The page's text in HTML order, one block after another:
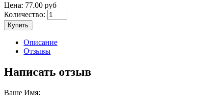
Цена: 77.00 руб
Количество:
Купить
Описание
Отзывы
Написать отзыв
Ваше Имя: